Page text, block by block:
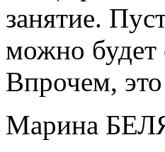
занятие.
можно будет
Впрочем,
Марина